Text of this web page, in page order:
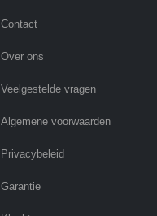
Contact
Over ons
Veelgestelde vragen
Algemene voorwaarden
Privacybeleid
Garantie